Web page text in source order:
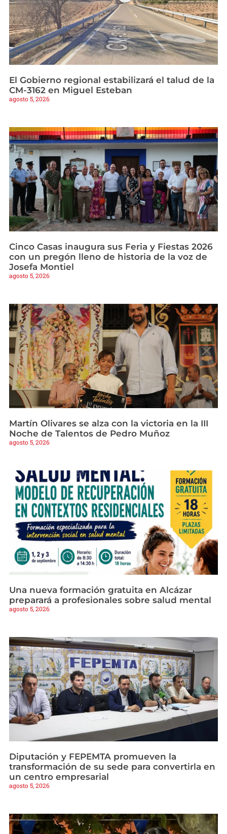
El Gobierno regional estabilizará el talud de la
CM-3162 en Miguel Esteban
agosto 5, 2026
Cinco Casas inaugura sus Feria y Fiestas 2026
con un pregón lleno de historia de la voz de
Josefa Montiel
agosto 5, 2026
Martín Olivares se alza con la victoria en la III
Noche de Talentos de Pedro Muñoz
agosto 5, 2026
Una nueva formación gratuita en Alcázar
preparará a profesionales sobre salud mental
agosto 5, 2026
Diputación y FEPEMTA promueven la
transformación de su sede para convertirla en
un centro empresarial
agosto 5, 2026